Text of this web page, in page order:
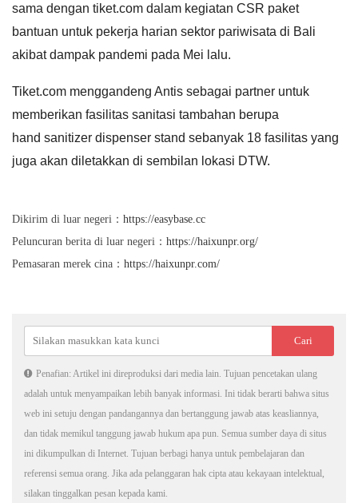
sama dengan tiket.com dalam kegiatan CSR paket
bantuan untuk pekerja harian sektor pariwisata di Bali
akibat dampak pandemi pada Mei lalu.
Tiket.com menggandeng Antis sebagai partner untuk
memberikan fasilitas sanitasi tambahan berupa
hand sanitizer dispenser stand sebanyak 18 fasilitas yang
juga akan diletakkan di sembilan lokasi DTW.
Dikirim di luar negeri： https://easybase.cc
Peluncuran berita di luar negeri： https://haixunpr.org/
Pemasaran merek cina： https://haixunpr.com/
Penafian: Artikel ini direproduksi dari media lain. Tujuan pencetakan ulang
adalah untuk menyampaikan lebih banyak informasi. Ini tidak berarti bahwa situs
web ini setuju dengan pandangannya dan bertanggung jawab atas keasliannya,
dan tidak memikul tanggung jawab hukum apa pun. Semua sumber daya di situs
ini dikumpulkan di Internet. Tujuan berbagi hanya untuk pembelajaran dan
referensi semua orang. Jika ada pelanggaran hak cipta atau kekayaan intelektual,
silakan tinggalkan pesan kepada kami.